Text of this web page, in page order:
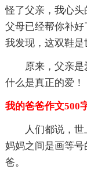
怪了父亲，我心
父母已经帮你补好
我发现，这双鞋是
原来，父亲
什么是真正的爱！
我的爸爸作文500
人们都说，
妈妈之间是画等
爸。